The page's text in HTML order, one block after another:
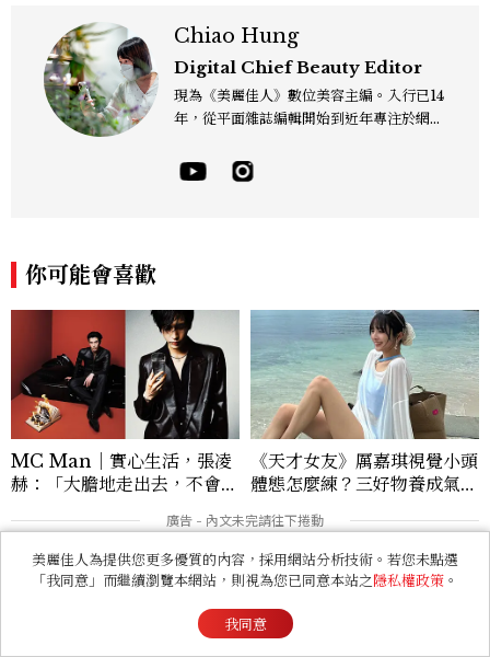
Chiao Hung
Digital Chief Beauty Editor
現為《美麗佳人》數位美容主編。入行已14
年，從平面雜誌編輯開始到近年專注於網路
耕彩妝、保養、香氛、頭髮...等與美有關的
面向。擅長以細膩敏銳的觀察力，深入報導
你可能會喜歡
MC Man｜實心生活，張凌
赫：「大膽地走出去，不會後
《天才女友》厲嘉琪視覺小頭
體態怎麼練？三好物養成氣血
細
美麗佳人為提供您更多優質的內容，採用網站分析技術。若您未點選
「我同意」而繼續瀏覽本網站，則視為您已同意本站之隱私權政策 。
我同意